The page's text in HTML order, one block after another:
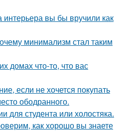
интерьера вы бы вручили как
минимализм стал таким
домах что-то, что вас
если не хочется покупать
ободранного.
для студента или холостяка.
как хорошо вы знаете